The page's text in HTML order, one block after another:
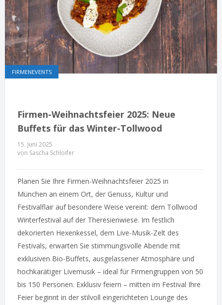
FIRMENEVENTS
Firmen-Weihnachtsfeier 2025: Neue
Buffets für das Winter-Tollwood
15. Juni 2025
von Sascha Schloifer
Planen Sie Ihre Firmen-Weihnachtsfeier 2025 in
München an einem Ort, der Genuss, Kultur und
Festivalflair auf besondere Weise vereint: dem Tollwood
Winterfestival auf der Theresienwiese. Im festlich
dekorierten Hexenkessel, dem Live-Musik-Zelt des
Festivals, erwarten Sie stimmungsvolle Abende mit
exklusiven Bio-Buffets, ausgelassener Atmosphäre und
hochkarätiger Livemusik – ideal für Firmengruppen von 50
bis 150 Personen. Exklusiv feiern – mitten im Festival Ihre
Feier beginnt in der stilvoll eingerichteten Lounge des